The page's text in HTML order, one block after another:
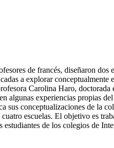
de francés, diseñaron dos
a explorar
Carolina Haro,
algunas experiencias propias
sus conceptualizaciones de la
escuelas. El objetivo es
de los colegios de